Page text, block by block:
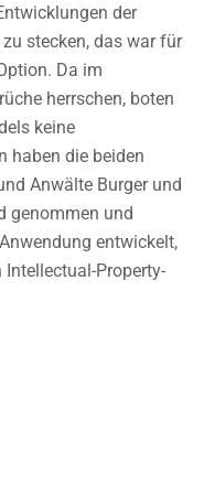
der
stecken, das war für
Da im
herrschen, boten
keine
haben die beiden
Anwälte Burger und
genommen und
entwickelt,
Property-